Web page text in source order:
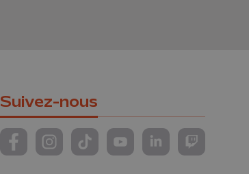
Suivez-nous
Suivez-nous sur FaceBook
Suivez-nous sur Instagram
Suivez-nous sur TikTok
Suivez-nous sur YouTube
Suivez-nous sur
Suivez-